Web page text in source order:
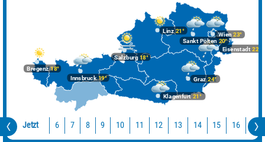
Bregenz18°
Graz24°
Innsbruck19°
Klagenfurt 21°
Linz21°
Salzburg18°
Wien 23°
Eisenstadt 22°
Sankt Pölten 20°
Jetzt 6 7 8 9 10 11 12 13 14 15 16 17